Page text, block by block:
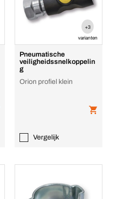
+3
varianten
Pneumatische
veiligheidssnelkoppelin
g
Orion profiel klein
Vergelijk